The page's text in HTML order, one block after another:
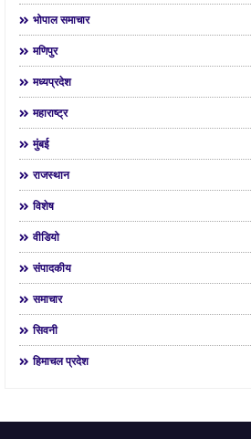
भोपाल समाचार
मणिपुर
मध्यप्रदेश
महाराष्ट्र
मुंबई
राजस्थान
विशेष
वीडियो
संपादकीय
समाचार
सिवनी
हिमाचल प्रदेश